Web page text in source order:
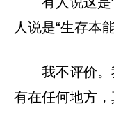
人说是“生存本能
我不评价
有在任何地方